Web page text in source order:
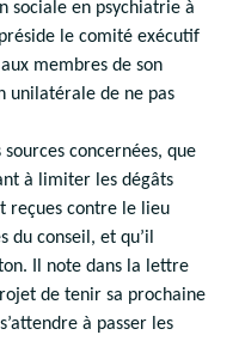
sociale en psychiatrie à
le comité exécutif
membres de son
unilatérale de ne pas
sources concernées, que
à limiter les dégâts
reçues contre le lieu
du conseil, et qu’il
Il note dans la lettre
de tenir sa prochaine
à passer les